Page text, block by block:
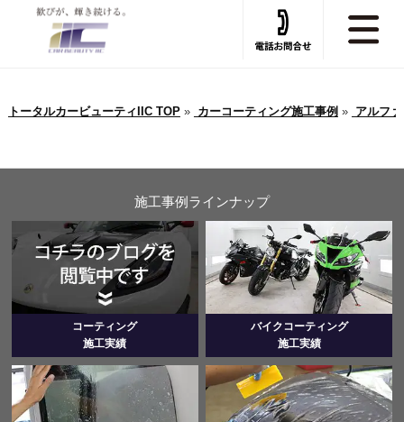
トータルカービューティIIC TOP» カーコーティング施工事例 » アルフ
施工事例ラインナップ
コーティング
施工実績
バイクコーティング
施工実績